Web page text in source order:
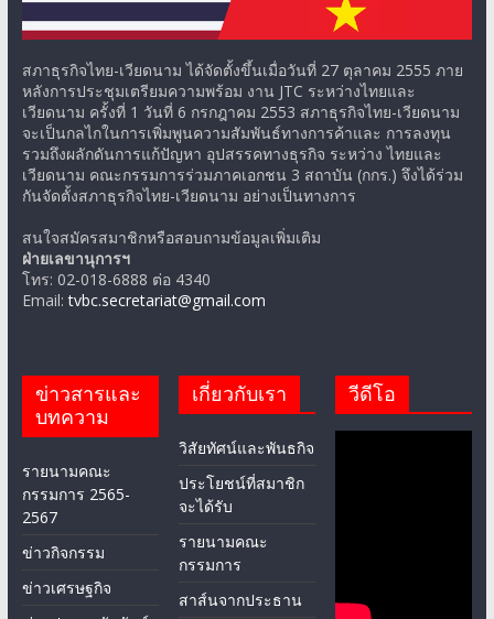
สภาธุรกิจไทย-เวียดนาม ได้จัดตั้งขึ้นเมื่อวันที่ 27 ตุลาคม 2555 ภาย
หลังการประชุมเตรียมความพร้อม งาน JTC ระหว่างไทยและ
เวียดนาม ครั้งที่ 1 วันที่ 6 กรกฎาคม 2553 สภาธุรกิจไทย-เวียดนาม
จะเป็นกลไกในการเพิ่มพูนความสัมพันธ์ทางการค้าและ การลงทุน
รวมถึงผลักดันการแก้ปัญหา อุปสรรคทางธุรกิจ ระหว่าง ไทยและ
เวียดนาม คณะกรรมการร่วมภาคเอกชน 3 สถาบัน (กกร.) จึงได้ร่วม
กันจัดตั้งสภาธุรกิจไทย-เวียดนาม อย่างเป็นทางการ
สนใจสมัครสมาชิกหรือสอบถามข้อมูลเพิ่มเติม
ฝ่ายเลขานุการฯ
โทร: 02-018-6888 ต่อ 4340
Email:tvbc.secretariat@gmail.com
ข่าวสารและ
บทความ
รายนามคณะ
กรรมการ 2565-
2567
ข่าวกิจกรรม
ข่าวเศรษฐกิจ
เกี่ยวกับเรา
วิสัยทัศน์และพันธกิจ
ประโยชน์ที่สมาชิก
จะได้รับ
รายนามคณะ
กรรมการ
สาส์นจากประธาน
วีดีโอ